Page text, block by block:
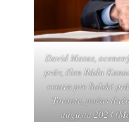
David Matas,
práv, člen Rádu
centra pre ľudské
Toronte, počas
augusta 2024